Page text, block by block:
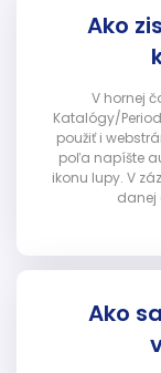
Ako
V hornej
Katalógy/
použiť i
poľa napíšte
ikonu lupy. V
danej
Ako